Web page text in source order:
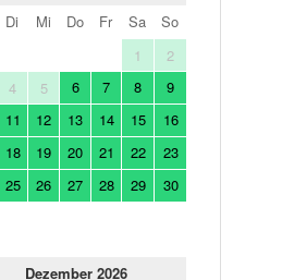
Di Mi Do Fr Sa
So
1
2
4 5 6 7 8
9
11 12 13 14 15
16
18 19 20 21 22
23
25 26 27 28 29
30
Dezember 2026